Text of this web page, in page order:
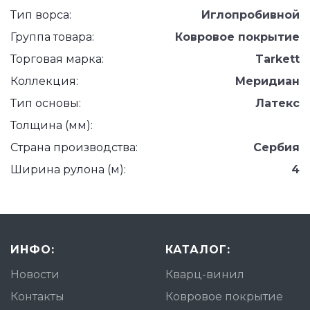
Тип ворса:
Иглопробивной
Группа товара:
Ковровое покрытие
Торговая марка:
Tarkett
Коллекция:
Меридиан
Тип основы:
Латекс
Толщина (мм):
Страна производства:
Сербия
Ширина рулона (м):
4
ИНФО:
Новости
Контакты
КАТАЛОГ:
Кварц-винил
Ковровое покрытие